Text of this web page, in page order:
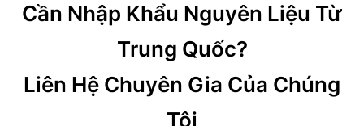
Cần Nhập Khẩu Nguyên Liệu Từ
Trung Quốc?
Liên Hệ Chuyên Gia Của Chúng
Tôi